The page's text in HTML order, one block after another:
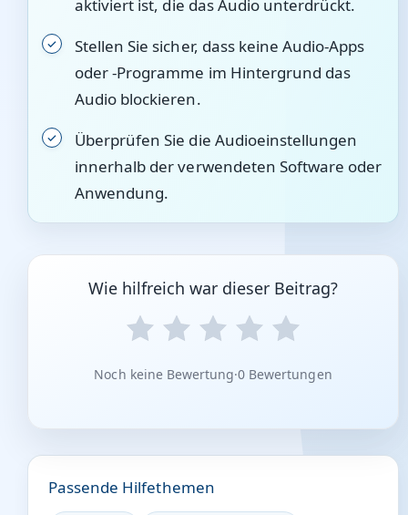
aktiviert ist, die das Audio unterdrückt.
Stellen Sie sicher, dass keine Audio-Apps
oder -Programme im Hintergrund das
Audio blockieren.
Überprüfen Sie die Audioeinstellungen
innerhalb der verwendeten Software oder
Anwendung.
Wie hilfreich war dieser Beitrag?
Noch keine Bewertung·0 Bewertungen
Passende Hilfethemen